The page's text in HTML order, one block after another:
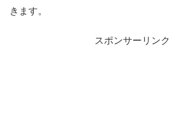
きます。
スポンサーリンク